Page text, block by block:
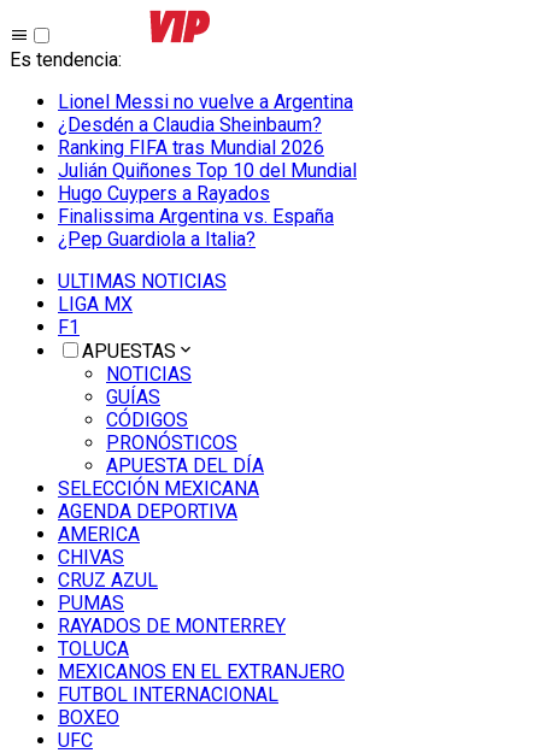
Es tendencia:
Lionel Messi no vuelve a Argentina
¿Desdén a Claudia Sheinbaum?
Ranking FIFA tras Mundial 2026
Julián Quiñones Top 10 del Mundial
Hugo Cuypers a Rayados
Finalissima Argentina vs. España
¿Pep Guardiola a Italia?
ULTIMAS NOTICIAS
LIGA MX
F1
APUESTAS
NOTICIAS
GUÍAS
CÓDIGOS
PRONÓSTICOS
APUESTA DEL DÍA
SELECCIÓN MEXICANA
AGENDA DEPORTIVA
AMERICA
CHIVAS
CRUZ AZUL
PUMAS
RAYADOS DE MONTERREY
TOLUCA
MEXICANOS EN EL EXTRANJERO
FUTBOL INTERNACIONAL
BOXEO
UFC